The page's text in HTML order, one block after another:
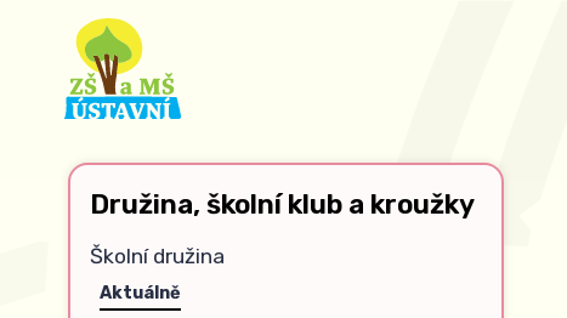
Družina, školní klub a kroužky
Školní družina
Aktuálně